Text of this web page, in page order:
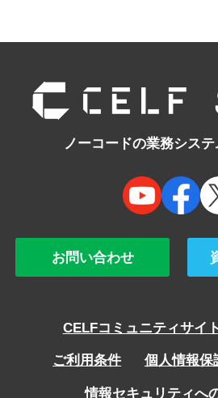
ノーコードの業務シス
お問い合わせ
CELFコミュニティサイト
ご利用条件 個人情報保
情報セキュリティへ